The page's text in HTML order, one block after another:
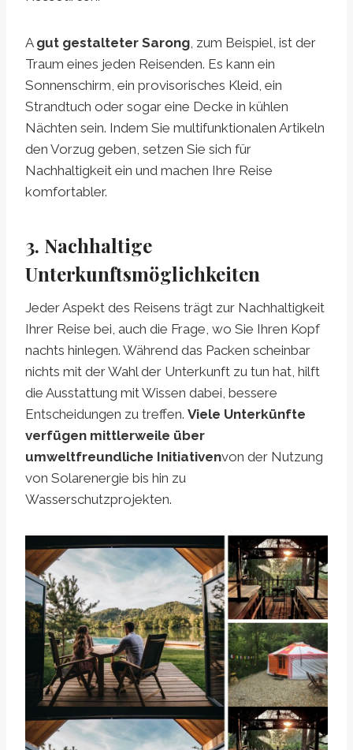
A gut gestalteter Sarong, zum Beispiel, ist der
Traum eines jeden Reisenden. Es kann ein
Sonnenschirm, ein provisorisches Kleid, ein
Strandtuch oder sogar eine Decke in kühlen
Nächten sein. Indem Sie multifunktionalen Artikeln
den Vorzug geben, setzen Sie sich für
Nachhaltigkeit ein und machen Ihre Reise
komfortabler.
3. Nachhaltige
Unterkunftsmöglichkeiten
Jeder Aspekt des Reisens trägt zur Nachhaltigkeit
Ihrer Reise bei, auch die Frage, wo Sie Ihren Kopf
nachts hinlegen. Während das Packen scheinbar
nichts mit der Wahl der Unterkunft zu tun hat, hilft
die Ausstattung mit Wissen dabei, bessere
Entscheidungen zu treffen. Viele Unterkünfte
verfügen mittlerweile über
umweltfreundliche Initiativenvon der Nutzung
von Solarenergie bis hin zu
Wasserschutzprojekten.